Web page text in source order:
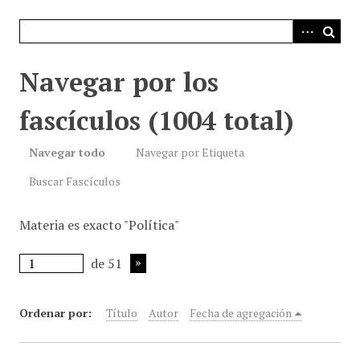
Navegar por los
fascículos (1004 total)
Navegar todo
Navegar por Etiqueta
Buscar Fascículos
Materia es exacto "Política"
de 51
Ordenar por: Título Autor Fecha de agregación